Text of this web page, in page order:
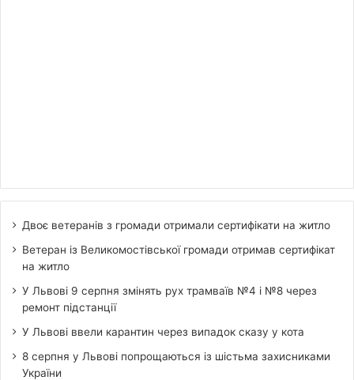
Двоє ветеранів з громади отримали сертифікати на житло
Ветеран із Великомостівської громади отримав сертифікат
на житло
У Львові 9 серпня змінять рух трамваїв №4 і №8 через
ремонт підстанції
У Львові ввели карантин через випадок сказу у кота
8 серпня у Львові попрощаються із шістьма захисниками
України